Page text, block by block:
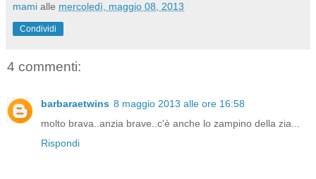
mami alle mercoledì, maggio 08, 2013
Condividi
4 commenti:
barbaraetwins 8 maggio 2013 alle ore 16:58
molto brava..anzia brave..c'è anche lo zampino della zia...
Rispondi